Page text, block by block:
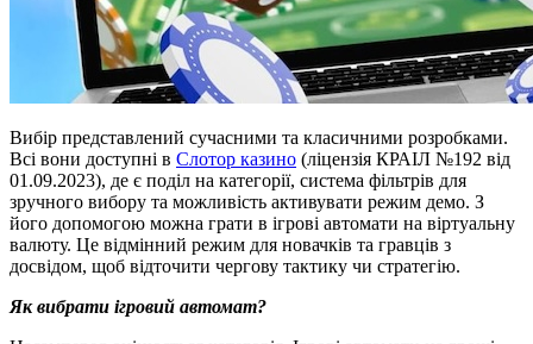
Вибір представлений сучасними та класичними розробками.
Всі вони доступні в Слотор казино (ліцензія КРАІЛ №192 від
01.09.2023), де є поділ на категорії, система фільтрів для
зручного вибору та можливість активувати режим демо. З
його допомогою можна грати в ігрові автомати на віртуальну
валюту. Це відмінний режим для новачків та гравців з
досвідом, щоб відточити чергову тактику чи стратегію.
Як вибрати ігровий автомат?